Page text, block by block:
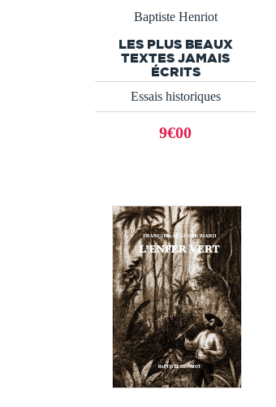
Baptiste Henriot
LES PLUS BEAUX
TEXTES JAMAIS
ÉCRITS
Essais historiques
9€00